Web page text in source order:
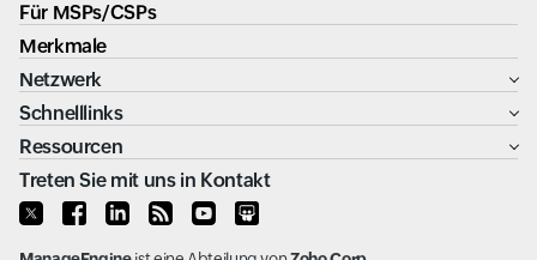
Für MSPs/CSPs
Merkmale
Netzwerk
Schnelllinks
Ressourcen
Treten Sie mit uns in Kontakt